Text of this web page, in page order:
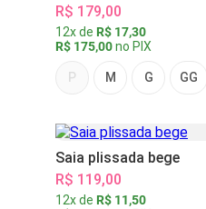
R$ 179,00
12x de R$ 17,30
R$ 175,00no PIX
P M G GG
Saia plissada bege
R$ 119,00
12x de R$ 11,50